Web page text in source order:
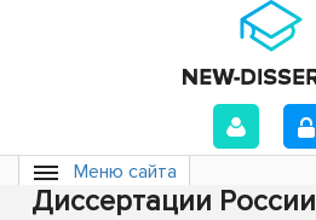
Меню сайта
Диссертации России